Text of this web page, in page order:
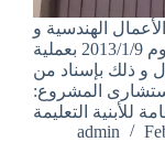
الهندسية و
إدارة المشروعات ش.م.م فى يوم 2013/1/9 بعملية
و ذلك بإسناد من
إستشارى المشروع:
للأبنية التعليمة
admin